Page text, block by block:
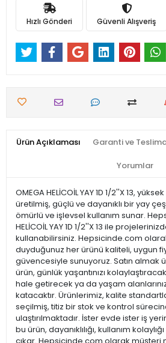
Hızlı Gönderi Güvenli Alışveriş
Ürün Açıklaması Garanti ve
Yorumlar
OMEGA HELİCOİL YAY 1D 1/2''X 13,
üretilmiş, güçlü ve dayanıklı bir yay
ömürlü ve işlevsel kullanım sunar.
HELİCOİL YAY 1D 1/2''X 13 ile
kullanabilirsiniz. Hepsicinde.com
duyduğunuz her ürünü kaliteli, uygun
güvencesiyle sunuyoruz. Satın almak
ürün, günlük yaşantınızı
hale getirecek ya da yaşam
katacaktır. Ürünlerimiz, kalite
seçilmiş, titiz bir stok ve kontrol
ulaştırılmaktadır. İster evde ister iş
bu ürün, dayanıklılığı, kullanım